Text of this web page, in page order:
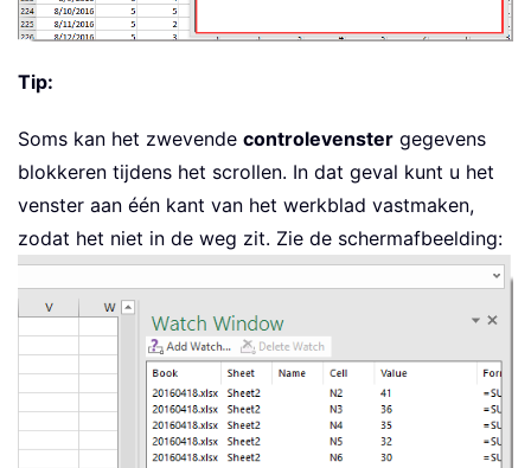
Tip:
Soms kan het zwevende controlevenster gegevens
blokkeren tijdens het scrollen. In dat geval kunt u het
venster aan één kant van het werkblad vastmaken,
zodat het niet in de weg zit. Zie de schermafbeelding: